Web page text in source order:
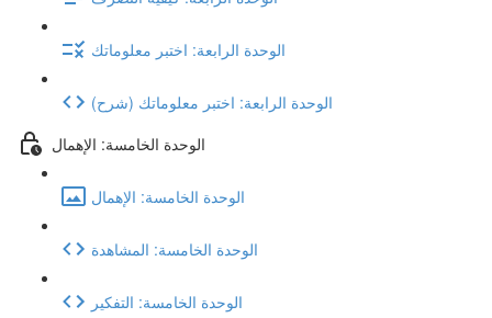
الوحدة الرابعة: اختبر معلوماتك
(شرح) الوحدة الرابعة: اختبر معلوماتك
الوحدة الخامسة: الإهمال
الوحدة الخامسة: الإهمال
الوحدة الخامسة: المشاهدة
الوحدة الخامسة: التفكير